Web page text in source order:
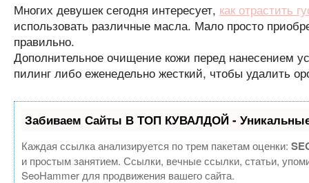
Многих девушек сегодня интересует, как отрастить
использовать различные масла. Мало просто
правильно.
Дополнительное очищение кожи перед нанесением
пилинг либо еженедельно жесткий, чтобы удалить
Забиваем Сайты В ТОП КУВАЛДОЙ - Уникальные
Каждая ссылка анализируется по трем пакетам оценки:
и простым занятием. Ссылки, вечные ссылки, статьи,
SeoHammer для продвижения вашего сайта.